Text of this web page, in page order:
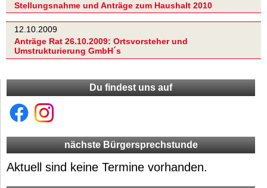
Stellungsnahme und Anträge zum Haushalt 2010
12.10.2009
Anträge Rat 26.10.2009: Ortsvorsteher und
Umstrukturierung GmbH´s
Du findest uns auf
nächste Bürgersprechstunde
Aktuell sind keine Termine vorhanden.